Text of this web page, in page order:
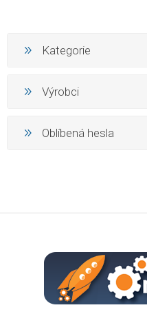
Kategorie
Výrobci
Oblíbená hesla